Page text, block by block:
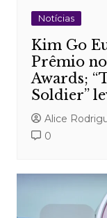
Notícias
Kim Go
Prêmio
Awards;
Soldier”
Alice
0